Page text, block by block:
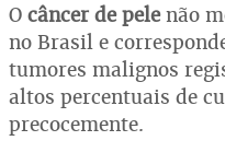
O câncer de pelenão
no Brasil e
tumores malignos
altos percentuais de
precocemente.